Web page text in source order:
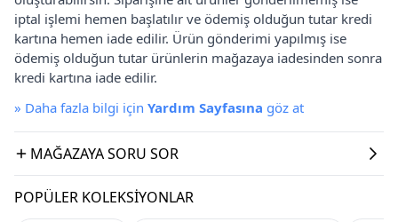
iptal işlemi hemen başlatılır ve ödemiş olduğun tutar kredi
kartına hemen iade edilir. Ürün gönderimi yapılmış ise
ödemiş olduğun tutar ürünlerin mağazaya iadesinden sonra
kredi kartına iade edilir.
» Daha fazla bilgi için Yardım Sayfasına göz at
MAĞAZAYA SORU SOR
POPÜLER KOLEKSIYONLAR